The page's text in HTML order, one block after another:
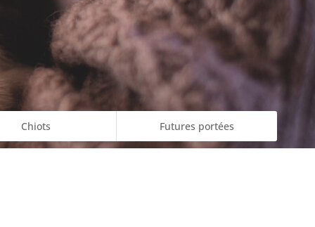
Chiots Futures portées